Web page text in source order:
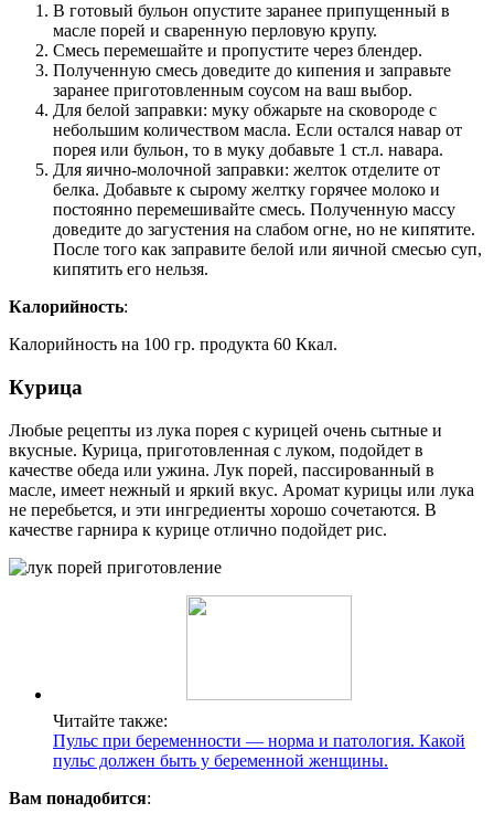
В готовый бульон опустите заранее припущенный в
масле порей и сваренную перловую крупу.
Смесь перемешайте и пропустите через блендер.
Полученную смесь доведите до кипения и заправьте
заранее приготовленным соусом на ваш выбор.
Для белой заправки: муку обжарьте на сковороде с
небольшим количеством масла. Если остался навар от
порея или бульон, то в муку добавьте 1 ст.л. навара.
Для яично-молочной заправки: желток отделите от
белка. Добавьте к сырому желтку горячее молоко и
постоянно перемешивайте смесь. Полученную массу
доведите до загустения на слабом огне, но не кипятите.
После того как заправите белой или яичной смесью суп,
кипятить его нельзя.
Калорийность:
Калорийность на 100 гр. продукта 60 Ккал.
Курица
Любые рецепты из лука порея с курицей очень сытные и
вкусные. Курица, приготовленная с луком, подойдет в
качестве обеда или ужина. Лук порей, пассированный в
масле, имеет нежный и яркий вкус. Аромат курицы или лука
не перебьется, и эти ингредиенты хорошо сочетаются. В
качестве гарнира к курице отлично подойдет рис.
Читайте также:
Пульс при беременности — норма и патология. Какой
пульс должен быть у беременной женщины.
Вам понадобится: